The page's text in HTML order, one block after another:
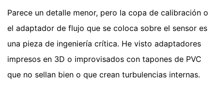
Parece un detalle menor, pero la copa de calibración o
el adaptador de flujo que se coloca sobre el sensor es
una pieza de ingeniería crítica. He visto adaptadores
impresos en 3D o improvisados con tapones de PVC
que no sellan bien o que crean turbulencias internas.